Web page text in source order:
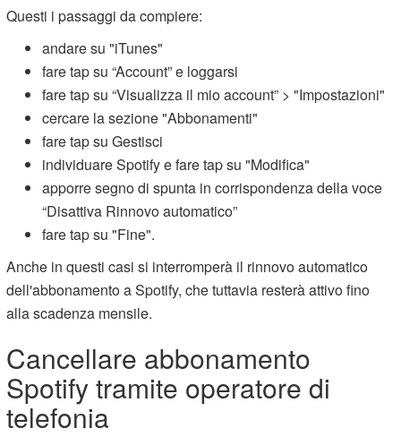
Questi i passaggi da compiere:
andare su "iTunes"
fare tap su “Account” e loggarsi
fare tap su “Visualizza il mio account” > "Impostazioni"
cercare la sezione "Abbonamenti"
fare tap su Gestisci
individuare Spotify e fare tap su "Modifica"
apporre segno di spunta in corrispondenza della voce
“Disattiva Rinnovo automatico”
fare tap su "Fine".
Anche in questi casi si interromperà il rinnovo automatico
dell'abbonamento a Spotify, che tuttavia resterà attivo fino
alla scadenza mensile.
Cancellare abbonamento
Spotify tramite operatore di
telefonia